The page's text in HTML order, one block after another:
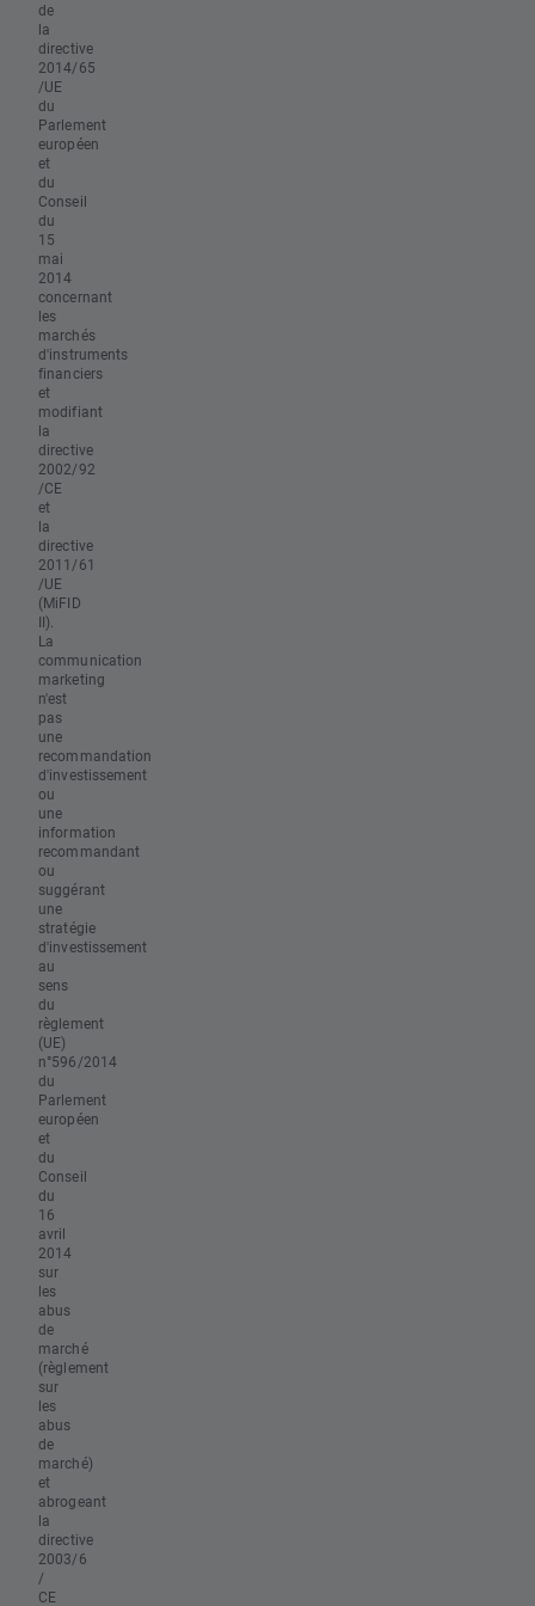
de
la
directive
2014/65
/UE
du
Parlement
européen
et
du
Conseil
du
15
mai
2014
concernant
les
marchés
d'instruments
financiers
et
modifiant
la
directive
2002/92
/CE
et
la
directive
2011/61
/UE
(MiFID
II).
La
communication
marketing
n'est
pas
une
recommandation
d'investissement
ou
une
information
recommandant
ou
suggérant
une
stratégie
d'investissement
au
sens
du
règlement
(UE)
n°596/2014
du
Parlement
européen
et
du
Conseil
du
16
avril
2014
sur
les
abus
de
marché
(règlement
sur
les
abus
de
marché)
et
abrogeant
la
directive
2003/6
/
CE